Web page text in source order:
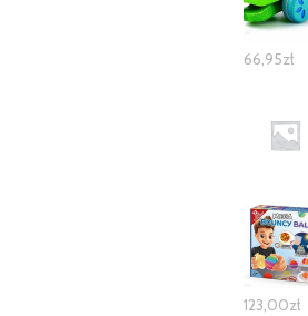
66,95zł
123,00zł